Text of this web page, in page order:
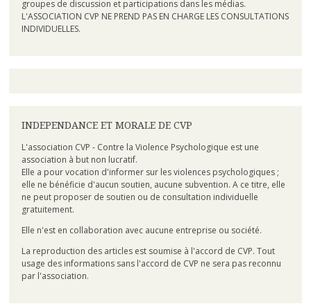
groupes de discussion et participations dans les médias.
L'ASSOCIATION CVP NE PREND PAS EN CHARGE LES CONSULTATIONS
INDIVIDUELLES.
INDEPENDANCE ET MORALE DE CVP
L'association CVP - Contre la Violence Psychologique est une
association à but non lucratif.
Elle a pour vocation d'informer sur les violences psychologiques ;
elle ne bénéficie d'aucun soutien, aucune subvention. A ce titre, elle
ne peut proposer de soutien ou de consultation individuelle
gratuitement.
Elle n'est en collaboration avec aucune entreprise ou société.
La reproduction des articles est soumise à l'accord de CVP. Tout
usage des informations sans l'accord de CVP ne sera pas reconnu
par l'association.